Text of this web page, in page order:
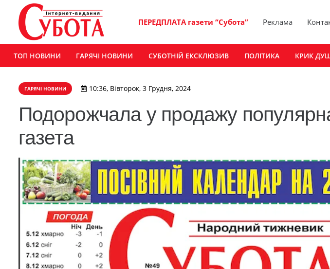
ПЕРЕДПЛАТА газети “Субота” Реклама
ТОП НОВИНИ ГАРЯЧІ НОВИНИ СУБОТНІЙ ЕКСКЛЮЗИВ ПОЛІТИКА КРИК
ГАРЯЧІ НОВИНИ 10:36, Вівторок, 3 Грудня, 2024
Подорожчала у продажу
газета